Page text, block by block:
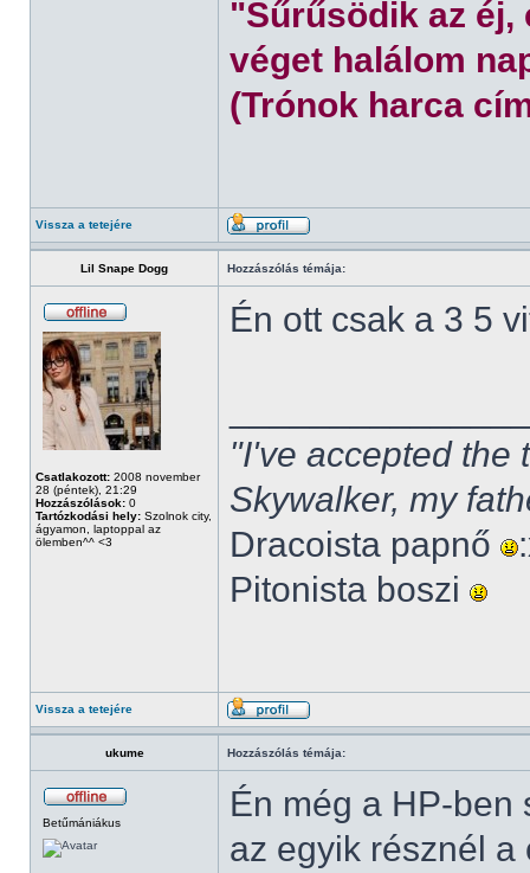
"Sűrűsödik az éj,
véget halálom
(Trónok harca
Vissza a tetejére
Lil Snape Dogg Hozzászólás témája:
Csatlakozott: 2008 november
28 (péntek), 21:29
Hozzászólások: 0
Tartózkodási hely: Szolnok city,
ágyamon, laptoppal az
ölemben^^ <3
Én ott csak a 3 5
"I've accepted the
Skywalker, my
Dracoista papnő
Pitonista boszi
Vissza a tetejére
ukume Hozzászólás témája:
Betűmániákus
Én még a HP-ben
az egyik résznél